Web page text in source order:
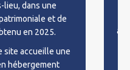
lieu, dans une
et de
en 2025.
site accueille une
hébergement